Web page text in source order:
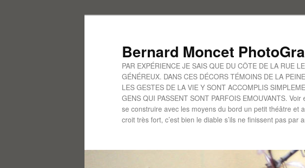
Bernard Moncet
PAR EXPÉRIENCE JE SAIS QUE DU CÔTE DE LA RUE
GÉNÉREUX. DANS CES DÉCORS TÉMOINS DE LA
LES GESTES DE LA VIE Y SONT ACCOMPLIS
GENS QUI PASSENT SONT PARFOIS EMOUVANTS.
se construire avec les moyens du bord un petit théâtre et
croit très fort, c’est bien le diable s’ils ne finissent pas par